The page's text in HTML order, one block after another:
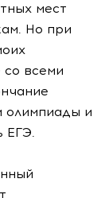
мест
Но при
всеми
олимпиады и
ЕГЭ.